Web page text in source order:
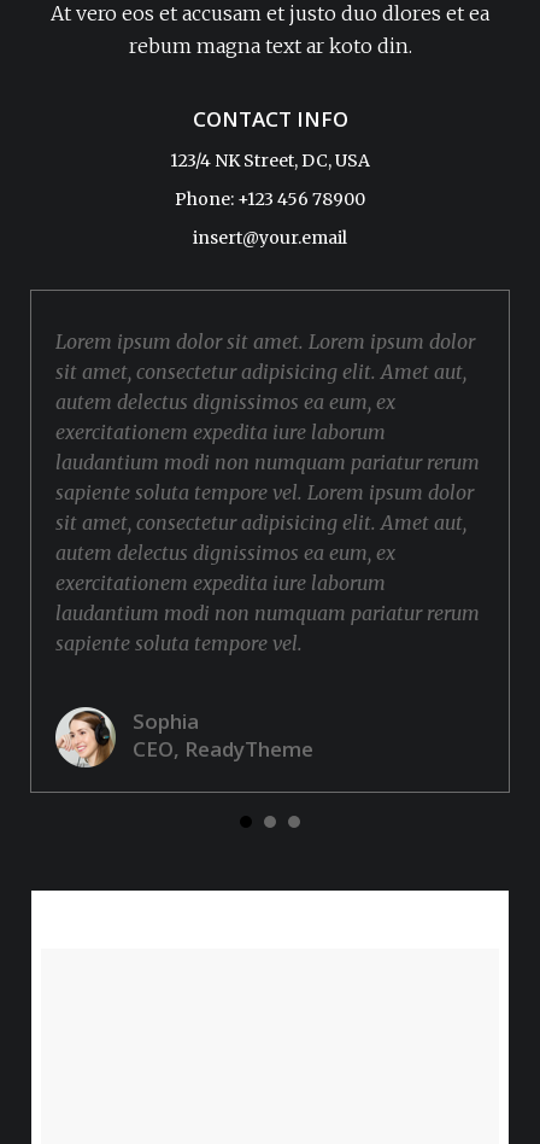
At vero eos et accusam et justo duo dlores et ea
rebum magna text ar koto din.
CONTACT INFO
123/4 NK Street, DC, USA
Phone: +123 456 78900
insert@your.email
Lorem ipsum dolor sit amet. Lorem ipsum dolor
sit amet, consectetur adipisicing elit. Amet aut,
autem delectus dignissimos ea eum, ex
exercitationem expedita iure laborum
laudantium modi non numquam pariatur rerum
sapiente soluta tempore vel. Lorem ipsum dolor
sit amet, consectetur adipisicing elit. Amet aut,
autem delectus dignissimos ea eum, ex
exercitationem expedita iure laborum
laudantium modi non numquam pariatur rerum
sapiente soluta tempore vel.
Sophia
CEO, ReadyTheme